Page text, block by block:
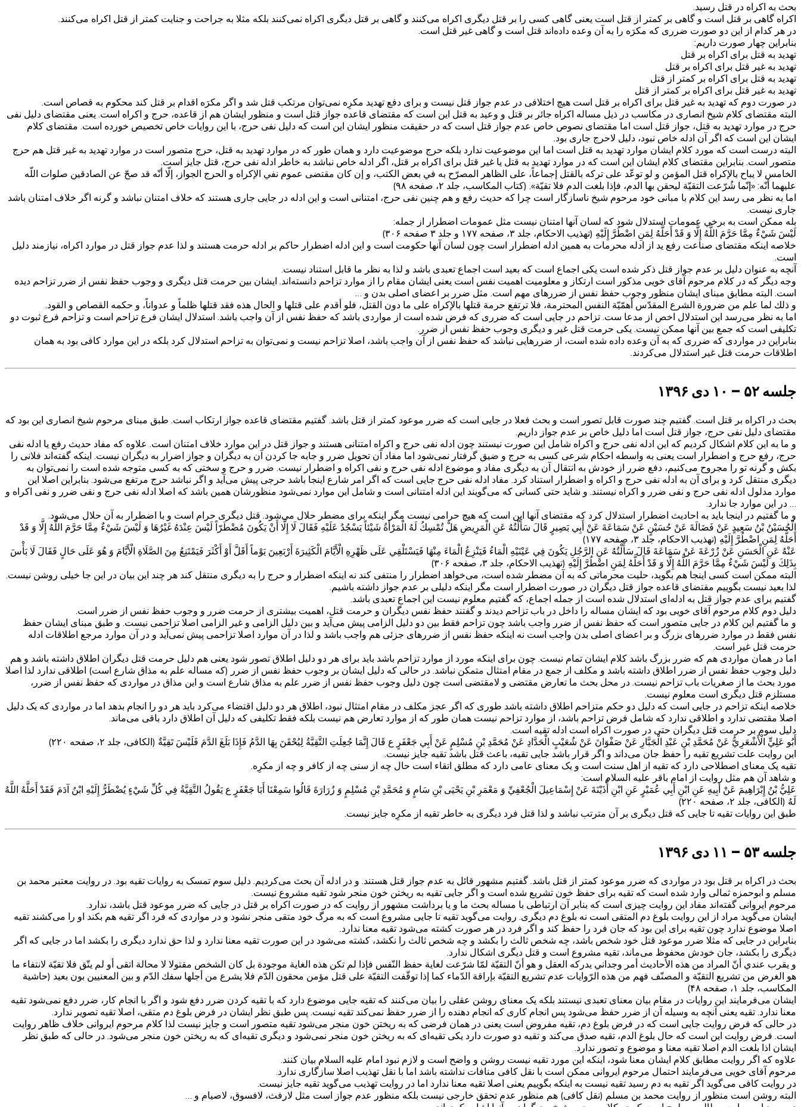
بحث به اکراه در قتل رسید.
اکراه گاهی بر قتل است و گاهی بر کمتر از قتل است یعنی گاهی کسی را بر قتل دیگری اکراه می‌کنند و گاهی بر قتل دیگری اکراه نمی‌کنند بلکه مثلا به جراحت و جنایت کمتر از قتل اکراه می‌کنند.
در هر کدام از این دو صورت ضرری که مکرَه را به آن وعده داده‌اند قتل است و گاهی غیر قتل است.
بنابراین چهار صورت داریم:
تهدید به قتل برای اکراه بر قتل
تهدید به غیر قتل برای اکراه بر قتل
تهدید به قتل برای اکراه بر کمتر از قتل
تهدید به غیر قتل برای اکراه بر کمتر از قتل
در صورت دوم که تهدید به غیر قتل برای اکراه بر قتل است هیچ اختلافی در عدم جواز قتل نیست و برای دفع تهدید مکرِه نمی‌توان مرتکب قتل شد و اگر مکرَه اقدام بر قتل کند محکوم به قصاص است.
البته مقتضای کلام شیخ انصاری در مکاسب در ذیل مساله اکراه جائر بر قتل و وعید به قتل این است که مقتضای قاعده جواز قتل است و منظور ایشان هم از قاعده، حرج و اکراه است. یعنی مقتضای دلیل نفی
حرج در موارد تهدید به قتل، جواز قتل است اما مقتضای نصوص خاص عدم جواز قتل است که در حقیقت منظور ایشان این است که دلیل نفی حرج، با این روایات خاص تخصیص خورده است. مقتضای کلام
ایشان این است که اگر آن ادله خاص نبود، دلیل لاحرج جاری بود.
البته درست است که مورد کلام ایشان موارد تهدید به قتل است اما این موضوعیت ندارد بلکه حرج موضوعیت دارد و همان طور که در موارد تهدید به قتل، حرج متصور است در موارد تهدید به غیر قتل هم حرج
متصور است. بنابراین مقتضای کلام ایشان این است که در موارد تهدید به قتل یا غیر قتل برای اکراه بر قتل، اگر ادله خاص نباشد به خاطر ادله نفی حرج، قتل جایز است.
الخامس لا يباح بالإكراه قتل المؤمن و لو توعّد على تركه بالقتل إجماعاً، على الظاهر المصرّح به في بعض الكتب، و إن كان مقتضى عموم نفي الإكراه و الحرج الجواز، إلّا أنّه قد صحّ عن الصادقين صلوات اللّه
عليهما أنّه: «إنّما شُرّعت التقيّة ليحقن بها الدم، فإذا بلغت الدم فلا تقيّة». (کتاب المکاسب، جلد ۲، صفحه ۹۸)
اما به نظر می رسد این کلام با مبانی خود مرحوم شیخ ناسازگار است چرا که حدیث رفع و هم چنین نفی حرج، امتنانی است و این ادله در جایی جاری هستند که خلاف امتنان نباشد و گرنه اگر خلاف امتنان باشد
جاری نیست.
بله ممكن است به برخي عمومات استدلال شود که لسان آنها امتنان نیست مثل عمومات اضطرار از جمله:
لَيْسَ شَيْ‌ءٌ مِمَّا حَرَّمَ اللَّهُ إِلَّا وَ قَدْ أَحَلَّهُ لِمَنِ اضْطُرَّ إِلَيْهِ‌ (تهذیب الاحکام، جلد ۳، صفحه ۱۷۷ و جلد ۳ صفحه ۳۰۶)
خلاصه اینکه مقتضای صناعت رفع ید از ادله محرمات به همین ادله اضطرار است چون لسان آنها حکومت است و این ادله اضطرار حاکم بر ادله حرمت هستند و لذا عدم جواز قتل در موارد اکراه، نیازمند دلیل
است.
آنچه به عنوان دلیل بر عدم جواز قتل ذکر شده است یکی اجماع است که بعید است اجماع تعبدی باشد و لذا به نظر ما قابل استناد نیست.
وجه دیگر که در کلام مرحوم آقای خویی مذکور است ارتکاز و معلومیت اهمیت نفس است یعنی ایشان مقام را از موارد تزاحم دانسته‌اند. ایشان بین حرمت قتل دیگری و وجوب حفظ نفس از ضرر تزاحم دیده
است. البته مطابق مبنای ایشان منظور وجوب حفظ نفس از ضررهای مهم است. مثل ضرر بر اعضای اصلی بدن و …
و ذلك لما علم من ضرورة الشرع المقدّس أهمّيّة النفس المحترمة، فلا ترتفع حرمة قتلها بالإكراه على ما دون القتل، فلو أقدم على قتلها و الحال هذه فقد قتلها ظلماً و عدواناً، و حكمه القصاص و القود.
اما به نظر می‌رسد این استدلال اخص از مدعا ست. تزاحم در جایی است که ضرری که فرض شده است از مواردی باشد که حفظ نفس از آن واجب باشد. استدلال ایشان فرع تزاحم است و تزاحم فرع ثبوت دو
تکلیفی است که جمع بین آنها ممکن نیست. یکی حرمت قتل غیر و دیگری وجوب حفظ نفس از ضرر.
بنابراین در مواردی که ضرری که به آن وعده داده شده است، از ضررهایی نباشد که حفظ نفس از آن واجب باشد، اصلا تزاحم نیست و نمی‌توان به تزاحم استدلال کرد بلکه در این موارد کافی بود به همان
اطلاقات حرمت قتل غیر استدلال می‌کردند.
جلسه ۵۲ – ۱۰ دی ۱۳۹۶
بحث در اکراه بر قتل است. گفتیم چند صورت قابل تصور است و بحث فعلا در جایی است که ضرر موعود کمتر از قتل باشد. گفتیم مقتضای قاعده جواز ارتکاب است. طبق مبنای مرحوم شیخ انصاری این بود که
مقتضای دلیل نفی حرج، جواز قتل است اما دلیل خاص بر عدم جواز داریم.
و ما به این کلام اشکال کردیم که این ادله نفی حرج و اکراه شامل این صورت نیستند چون ادله نفی حرج و اکراه امتنانی هستند و جواز قتل در این موارد خلاف امتنان است. علاوه که مفاد حدیث رفع یا ادله نفی
حرج، رفع حرج و اضطرار است یعنی به واسطه احکام شرعی کسی به حرج و ضیق گرفتار نمی‌شود اما مفاد آن تحویل ضرر و جابه جا کردن آن به دیگران و جواز اضرار به دیگران نیست. اینکه گفته‌اند فلانی را
بکش و گرنه تو را مجروح می‌کنیم، دفع ضرر از خودش به انتقال آن به دیگری مفاد و موضوع ادله نفی حرج و نفی اکراه و اضطرار نیست. ضرر و حرج و سختی که به کسی متوجه شده است را نمی‌توان به
دیگری منتقل کرد و برای آن به ادله نفی حرج و اکراه و اضطرار استناد کرد. مفاد ادله نفی حرج جایی است که اگر امر شارع اینجا باشد حرجی پیش می‌آید و اگر نباشد حرج مرتفع می‌شود. بنابراین اصلا این
موارد مدلول ادله نفی حرج و نفی ضرر و اکراه نیستند. و شاید حتی کسانی که می‌گویند این ادله امتنانی است و شامل این موارد نمی‌شود منظورشان همین باشد که اصلا ادله نفی حرج و نفی ضرر و نفی اکراه و
… در این موارد جا ندارد.
و ما گفتیم در اینجا باید به احادیث اضطرار استدلال کرد که مقتضای آنها این است که هیچ حرامی نیست مگر اینکه برای مضطر حلال می‌شود. قتل دیگری حرام است و با اضطرار به آن حلال می‌شود.
الْحُسَيْنُ بْنُ سَعِيدٍ عَنْ فَضَالَةَ عَنْ حُسَيْنٍ عَنْ سَمَاعَةَ عَنْ أَبِي بَصِيرٍ قَالَ سَأَلْتُهُ عَنِ الْمَرِيضِ هَلْ تُمْسِكُ لَهُ الْمَرْأَةُ شَيْئاً يَسْجُدُ عَلَيْهِ فَقَالَ لَا إِلَّا أَنْ يَكُونَ مُضْطَرّاً لَيْسَ عِنْدَهُ غَيْرُهَا وَ لَيْسَ شَيْ‌ءٌ مِمَّا حَرَّمَ اللَّهُ إِلَّا وَ قَدْ
أَحَلَّهُ لِمَنِ اضْطُرَّ إِلَيْهِ‌ (تهذیب الاحکام، جلد ۳، صفحه ۱۷۷)
عَنْهُ عَنِ الْحَسَنِ عَنْ زُرْعَةَ عَنْ سَمَاعَةَ قَالَ سَأَلْتُهُ عَنِ الرَّجُلِ يَكُونَ فِي عَيْنَيْهِ الْمَاءُ فَيَنْزِعُ الْمَاءَ مِنْهَا فَيَسْتَلْقِي عَلَى ظَهْرِهِ الْأَيَّامَ الْكَثِيرَةَ أَرْبَعِينَ يَوْماً أَقَلَّ أَوْ أَكْثَرَ فَيَمْتَنِعُ مِنَ الصَّلَاةِ الْأَيَّامَ وَ هُوَ عَلَى حَالٍ فَقَالَ لَا بَأْسَ
بِذَلِكَ وَ لَيْسَ شَيْ‌ءٌ مِمَّا حَرَّمَ اللَّهُ إِلَّا وَ قَدْ أَحَلَّهُ لِمَنِ اضْطُرَّ إِلَيْهِ‌ (تهذیب الاحکام، جلد ۳، صفحه ۳۰۶)
البته ممکن است کسی اینجا هم بگوید، حلیت محرماتی که به آن مضطر شده است، می‌خواهد اضطرار را منتفی کند نه اینکه اضطرار و حرج را به دیگری منتقل کند هر چند این بیان در این جا خیلی روشن نیست.
لذا بعید نیست بگوییم مقتضای قاعده جواز قتل دیگران در صورت اضطرار است مگر اینکه دلیلی بر عدم جواز داشته باشیم.
گفتیم برای عدم جواز قتل به ادله‌ای استدلال شده است از جمله اجماع، که گفتیم معلوم نیست این اجماع تعبدی باشد.
دلیل دوم کلام مرحوم آقای خویی بود که ایشان مساله را داخل در باب تزاحم دیدند و گفتند حفظ نفس دیگران و حرمت قتل، اهمیت بیشتری از حرمت ضرر و وجوب حفظ نفس از ضرر است.
و ما گفتیم این کلام در جایی متصور است که حفظ نفس از ضرر واجب باشد چون تزاحم فقط بین دو دلیل الزامی پیش می‌آید و بین دلیل الزامی و غیر الزامی اصلا تزاحمی نیست. و طبق مبنای ایشان حفظ
نفس فقط در موارد ضررهای بزرگ و بر اعضای اصلی بدن واجب است نه اینکه حفظ نفس از ضررهای جزئی هم واجب باشد و لذا در آن موارد اصلا تزاحمی پیش نمی‌آید و در آن موارد مرجع اطلاقات ادله
حرمت قتل غیر است.
اما در همان مواردی هم که ضرر بزرگ باشد کلام ایشان تمام نیست. چون برای اینکه مورد از موارد تزاحم باشد باید برای هر دو دلیل اطلاق تصور شود یعنی هم دلیل حرمت قتل دیگران اطلاق داشته باشد و هم
دلیل وجوب حفظ نفس از ضرر اطلاق داشته باشد و مکلف از جمع در مقام امتثال متمکن نباشد. در حالی که دلیل ایشان بر وجوب حفظ نفس از ضرر (که مساله علم به مذاق شارع است) اطلاقی ندارد لذا اصلا
مورد بحث ما از صغریات باب تزاحم نیست. در محل بحث ما تعارض مقتضی و لامقتضی است چون دلیل وجوب حفظ نفس از ضرر علم به مذاق شارع است و این مذاق در مواردی که حفظ نفس از ضرر،
مستلزم قتل دیگری است معلوم نیست.
خلاصه اینکه تزاحم در جایی است که دلیل دو حکم متزاحم اطلاق داشته باشد طوری که اگر عجز مکلف در مقام امتثال نبود، اطلاق هر دو دلیل اقتضاء می‌کرد باید هر دو را انجام بدهد اما در مواردی که یک دلیل
اصلا مقتضی ندارد و اطلاقی ندارد که شامل فرض تزاحم باشد، از موارد تزاحم نیست همان طور که از موارد تعارض هم نیست بلکه فقط تکلیفی که دلیل آن اطلاق دارد باقی می‌ماند.
دلیل سوم بر حرمت قتل دیگران حتی در صورت اکراه است ادله تقیه است.
أَبُو عَلِيٍّ الْأَشْعَرِيُّ عَنْ مُحَمَّدِ بْنِ عَبْدِ الْجَبَّارِ عَنْ صَفْوَانَ عَنْ شُعَيْبٍ الْحَدَّادِ عَنْ مُحَمَّدِ بْنِ مُسْلِمٍ عَنْ أَبِي جَعْفَرٍ ع قَالَ إِنَّمَا جُعِلَتِ التَّقِيَّةُ لِيُحْقَنَ بِهَا الدَّمُ فَإِذَا بَلَغَ الدَّمَ فَلَيْسَ تَقِيَّةٌ‌ (الکافی، جلد ۲، صفحه ۲۲۰)
این روایت علت تشریع تقیه را حفظ جان می‌داند و اگر قرار باشد جایی تقیه، باعث قتل باشد تقیه جایز نیست.
تقیه یک معنای اصطلاحی دارد که تقیه از اهل سنت است و یک معنای عامی دارد که مطلق اتقاء است حال چه از سنی چه از کافر و چه از مکرِه.
و شاهد آن هم مثل روایت از امام باقر علیه السلام است:
عَلِيُّ بْنُ إِبْرَاهِيمَ عَنْ أَبِيهِ عَنِ ابْنِ أَبِي عُمَيْرٍ عَنِ ابْنِ أُذَيْنَةَ عَنْ إِسْمَاعِيلَ الْجُعْفِيِّ وَ مَعْمَرِ بْنِ يَحْيَى بْنِ سَامٍ وَ مُحَمَّدِ بْنِ مُسْلِمٍ وَ زُرَارَةَ قَالُوا سَمِعْنَا أَبَا جَعْفَرٍ ع يَقُولُ التَّقِيَّةُ فِي كُلِّ شَيْ‌ءٍ يُضْطَرُّ إِلَيْهِ ابْنُ آدَمَ فَقَدْ أَحَلَّهُ اللَّهُ
لَهُ‌ (الکافی، جلد ۲، صفحه ۲۲۰)
طبق این روایات تقیه تا جایی که قتل دیگری بر آن مترتب نباشد و لذا قتل فرد دیگری به خاطر تقیه از مکرِه جایز نیست.
جلسه ۵۳ – ۱۱ دی ۱۳۹۶
بحث در اکراه بر قتل بود در مواردی که ضرر موعود کمتر از قتل باشد. گفتیم مشهور قائل به عدم جواز قتل هستند. و در ادله آن بحث می‌کردیم. دلیل سوم تمسک به روایات تقیه بود. در روایت معتبر محمد بن
مسلم و ابوحمزه ثمالی وارد شده است که تقیه برای حفظ خون تشریع شده است و اگر جایی تقیه به ریختن خون منجر شود تقیه مشروع نیست.
مرحوم ایروانی گفته‌اند مفاد این روایت چیزی است که بنابر آن ارتباطی با مساله بحث ما و یا برداشت مشهور از روایت که در صورت اکراه بر قتل در جایی که ضرر موعود قتل باشد، ندارد.
ایشان می‌گوید مراد از این روایت بلوغ دم المتقی است نه بلوغ دم دیگری. روایت می‌گوید تقیه تا جایی مشروع است که به مرگ خود متقی منجر نشود و در مواردی که فرد اگر تقیه هم بکند او را می‌کشند تقیه
اصلا موضوع ندارد چون تقیه برای این بود که جان فرد را حفظ کند و اگر فرد در هر صورت کشته می‌شود تقیه معنا ندارد.
بنابراین در جایی که مثلا ضرر موعود قتل خود شخص باشد، چه شخص ثالث را بکشد و چه شخص ثالث را نکشد، کشته می‌شود در این صورت تقیه معنا ندارد و لذا حق ندارد دیگری را بکشد اما در جایی که اگر
دیگری را بکشد، جان خودش محفوظ می‌ماند، تقیه مشروع است و قتل دیگری اشکال ندارد.
و يقرب عندي أنّ المراد من هذه الأحاديث أمر وجداني يدركه العقل و هو أنّ التقيّة لمّا شرّعت لغاية حفظ النّفس فإذا لم تكن هذه الغاية موجودة بل كان الشخص مقتولا لا محالة اتقى أو لم يتّق فلا تقيّة لانتفاء ما
هو الغرض من تشريع التقيّة و المصنّف فهم من هذه الرّوايات عدم تشريع التقيّة بإراقة الدّماء كما إذا توقّفت التقيّة على قتل مؤمن محقون الدّم فلا يشرع من أجلها سفك الدّم و بين المعنيين بون بعيد‌ (حاشیة
المکاسب، جلد ۱، صفحه ۴۸)
ایشان می‌فرمایند این روایات در مقام بیان معنای تعبدی نیستند بلکه یک معنای روشن عقلی را بیان می‌کنند که تقیه جایی موضوع دارد که با تقیه کردن ضرر دفع شود و اگر با انجام کار، ضرر دفع نمی‌شود تقیه
معنا ندارد. تقیه یعنی آنچه به وسیله آن از ضرر حفظ می‌شود پس انجام کاری که انجام دهنده را از ضرر حفظ نمی‌کند تقیه نیست. پس طبق نظر ایشان در فرض بلوغ دم متقی، اصلا تقیه تصویر ندارد.
در حالی که فرض روایت جایی است که در فرض بلوغ دم، تقیه مفروض است یعنی در همان فرضی که به ریختن خون منجر می‌شود تقیه متصور است و جایز نیست لذا کلام مرحوم ایروانی خلاف ظاهر روایت
است. فرض روایت این است که حال بلوغ الدم، تقیه صدق می‌کند و تقیه دو صورت دارد یکی تقیه‌ای که به ریختن خون منجر نمی‌شود و دیگری تقیه‌ای که به ریختن خون منجر می‌شود. در حالی که طبق نظر
ایشان اذا بلغت الدم اصلا تقیه معنا و موضوع و تصور ندارد.
علاوه که اگر روایت مطابق کلام ایشان معنا شود، اینکه این مورد تقیه نیست روشن و واضح است و لازم نبود امام علیه السلام بیان کنند.
مرحوم آقای خویی می‌فرمایند احتمال مرحوم ایروانی ممکن است با نقل کافی منافات نداشته باشد اما با نقل تهذیب اصلا سازگاری ندارد.
در روایت کافی می‌گوید اگر تقیه به دم رسید تقیه نیست به اینکه بگوییم یعنی اصلا تقیه معنا ندارد اما در روایت تهذیب می‌گوید تقیه جایز نیست.
البته روشن است منظور از روایت محمد بن مسلم (نقل کافی) هم منظور عدم تحقق خارجی نیست بلکه منظور عدم جواز است مثل لارفث، لافسوق، لاصیام و …